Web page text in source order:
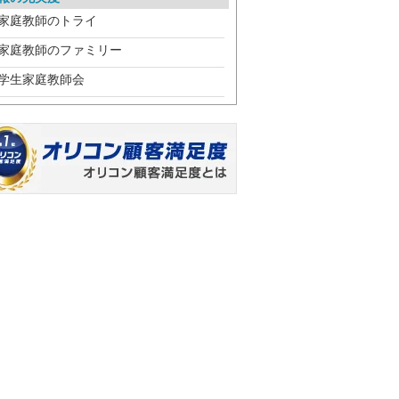
庭教師のトライ
庭教師のファミリー
生家庭教師会